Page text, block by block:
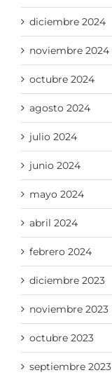
diciembre 2024
noviembre 2024
octubre 2024
agosto 2024
julio 2024
junio 2024
mayo 2024
abril 2024
febrero 2024
diciembre 2023
noviembre 2023
octubre 2023
septiembre 2023